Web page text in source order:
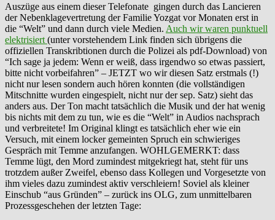
Auszüge aus einem dieser Telefonate gingen durch das Lancieren
der Nebenklagevertretung der Familie Yozgat vor Monaten erst in
die “Welt” und dann durch viele Medien. Auch wir waren punktuell
elektrisiert (unter vorstehendem Link finden sich übrigens die
offiziellen Transkribtionen durch die Polizei als pdf-Download) von
“Ich sage ja jedem: Wenn er weiß, dass irgendwo so etwas passiert,
bitte nicht vorbeifahren” – JETZT wo wir diesen Satz erstmals (!)
nicht nur lesen sondern auch hören konnten (die vollständigen
Mitschnitte wurden eingespielt, nicht nur der sep. Satz) sieht das
anders aus. Der Ton macht tatsächlich die Musik und der hat wenig
bis nichts mit dem zu tun, wie es die “Welt” in Audios nachsprach
und verbreitete! Im Original klingt es tatsächlich eher wie ein
Versuch, mit einem locker gemeinten Spruch ein schwieriges
Gespräch mit Temme anzufangen. WOHLGEMERKT: dass
Temme lügt, den Mord zumindest mitgekriegt hat, steht für uns
trotzdem außer Zweifel, ebenso dass Kollegen und Vorgesetzte von
ihm vieles dazu zumindest aktiv verschleiern! Soviel als kleiner
Einschub “aus Gründen” – zurück ins OLG, zum unmittelbaren
Prozessgeschehen der letzten Tage: